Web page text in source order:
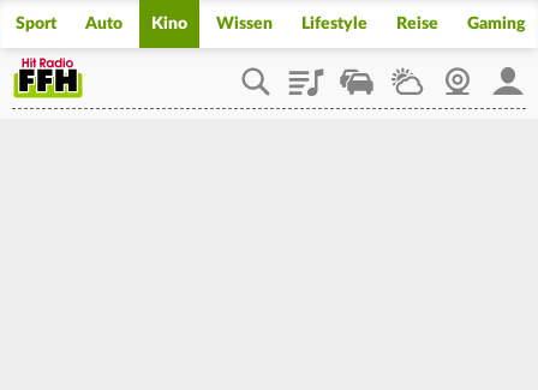
Sport Auto Kino Wissen Lifestyle Reise Gaming
PlaylistStaupilotWetterWebcam